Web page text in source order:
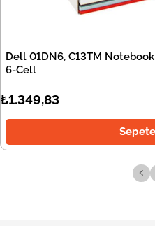
Dell 01DN6, C13TM
6-Cell
₺1.349,83
‹